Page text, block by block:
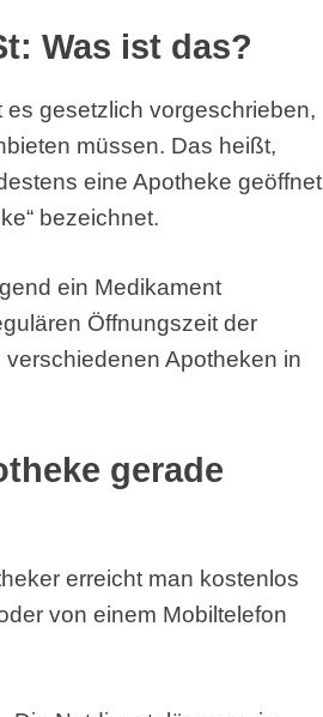
Was ist das?
gesetzlich vorgeschrieben,
müssen. Das heißt,
eine Apotheke geöffnet
bezeichnet.
ein Medikament
Öffnungszeit der
Apotheken in
gerade
erreicht man kostenlos
von einem Mobiltelefon